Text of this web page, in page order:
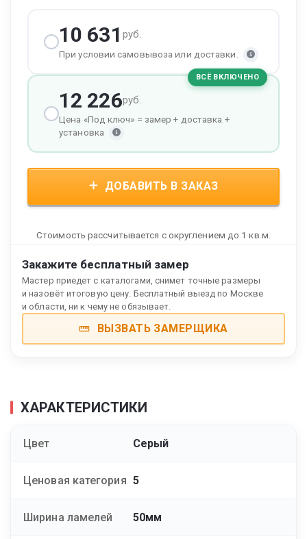
10 631 руб.
При условии самовывоза или доставки.
ВСЁ ВКЛЮЧЕНО
12 226руб.
Цена «Под ключ» = замер + доставка +
установка
ДОБАВИТЬ В ЗАКАЗ
Стоимость рассчитывается с округлением до 1 кв.м.
Закажите бесплатный замер
Мастер приедет с каталогами, снимет точные размеры
и назовёт итоговую цену. Бесплатный выезд по Москве
и области, ни к чему не обязывает.
ВЫЗВАТЬ ЗАМЕРЩИКА
ХАРАКТЕРИСТИКИ
Цвет Серый
Ценовая категория 5
Ширина ламелей 50мм